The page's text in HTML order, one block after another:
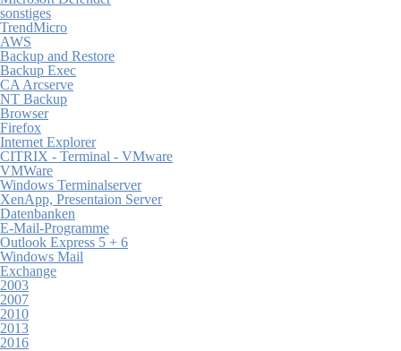
sonstiges
TrendMicro
AWS
Backup and Restore
Backup Exec
CA Arcserve
NT Backup
Browser
Firefox
Internet Explorer
CITRIX - Terminal - VMware
VMWare
Windows Terminalserver
XenApp, Presentaion Server
Datenbanken
E-Mail-Programme
Outlook Express 5 + 6
Windows Mail
Exchange
2003
2007
2010
2013
2016